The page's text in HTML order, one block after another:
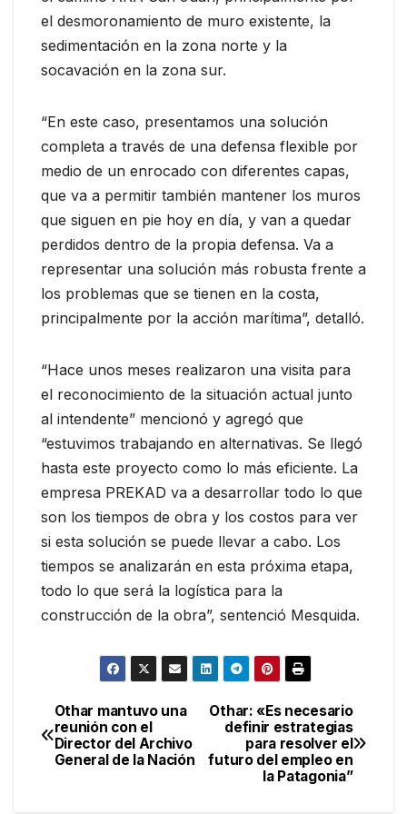
el desmoronamiento de muro existente, la
sedimentación en la zona norte y la
socavación en la zona sur.
“En este caso, presentamos una solución
completa a través de una defensa flexible por
medio de un enrocado con diferentes capas,
que va a permitir también mantener los muros
que siguen en pie hoy en día, y van a quedar
perdidos dentro de la propia defensa. Va a
representar una solución más robusta frente a
los problemas que se tienen en la costa,
principalmente por la acción marítima”, detalló.
“Hace unos meses realizaron una visita para
el reconocimiento de la situación actual junto
al intendente” mencionó y agregó que
“estuvimos trabajando en alternativas. Se llegó
hasta este proyecto como lo más eficiente. La
empresa PREKAD va a desarrollar todo lo que
son los tiempos de obra y los costos para ver
si esta solución se puede llevar a cabo. Los
tiempos se analizarán en esta próxima etapa,
todo lo que será la logística para la
construcción de la obra”, sentenció Mesquida.
Navegación
de
Othar: «Es necesario
definir estrategias
para resolver el
futuro del empleo en
la Patagonia”
Othar mantuvo una
reunión con el
Director del Archivo
General de la Nación